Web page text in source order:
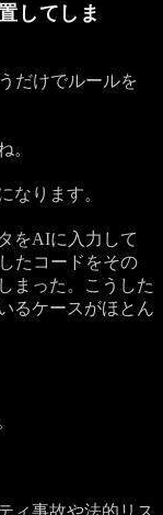
してしま
だけでルールを
。
なります。
をAIに入力して
たコードをその
まった。こうした
るケースがほとん
ィ事故や法的リス